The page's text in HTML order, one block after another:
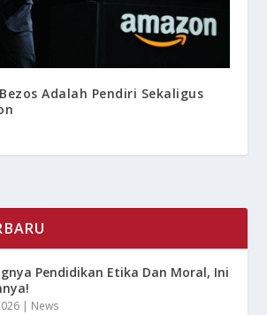
Adalah Pendiri Sekaligus
Pendidikan Etika Dan Moral, Ini
| News